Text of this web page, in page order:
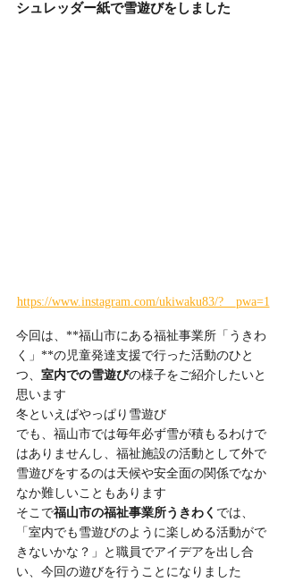
シュレッダー紙で雪遊びをしました
https://www.instagram.com/ukiwaku83/?__pwa=1
今回は、**福山市にある福祉事業所「うきわ
く」**の児童発達支援で行った活動のひと
つ、 室内での雪遊びの様子をご紹介したいと
思います
冬といえばやっぱり雪遊び
でも、福山市では毎年必ず雪が積もるわけで
はありませんし、福祉施設の活動として外で
雪遊びをするのは天候や安全面の関係でなか
なか難しいこともあります
そこで福山市の福祉事業所うきわく では、
「室内でも雪遊びのように楽しめる活動がで
きないかな？」と職員でアイデアを出し合
い、今回の遊びを行うことになりました